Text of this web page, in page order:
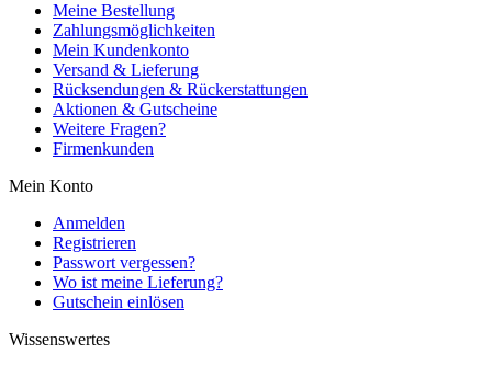
Meine Bestellung
Zahlungsmöglichkeiten
Mein Kundenkonto
Versand & Lieferung
Rücksendungen & Rückerstattungen
Aktionen & Gutscheine
Weitere Fragen?
Firmenkunden
Mein Konto
Anmelden
Registrieren
Passwort vergessen?
Wo ist meine Lieferung?
Gutschein einlösen
Wissenswertes